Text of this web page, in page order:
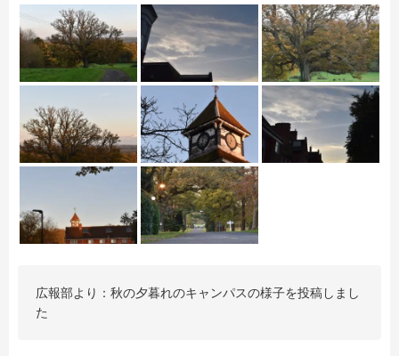
広報部より：秋の夕暮れのキャンパスの様子を投稿しまし
た